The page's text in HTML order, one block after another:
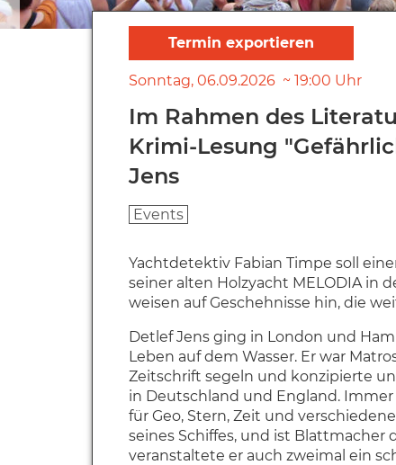
Sonntag 06.09.2026 19:00 Uhr
Im Rahmen des
Krimi-Lesung
Jens
Events
Yachtdetektiv Fabian Timpe soll
seiner alten Holzyacht MELODIA in
weisen auf Geschehnisse hin, die
Detlef Jens ging in London und
Leben auf dem Wasser. Er war
Zeitschrift segeln und konzipierte
in Deutschland und England.
für Geo, Stern, Zeit und
seines Schiffes, und ist Blattmacher
veranstaltete er auch zweimal ein